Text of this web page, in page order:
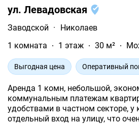
ул. Левадовская
Заводской ·
Николаев
1 комната
1 этаж 30 м²
Выгодная цена Оперативный
Аренда 1 комн, небольшой,
коммунальным платежам
удобствами в частном секторе, у
отдельный вход на улицу, что